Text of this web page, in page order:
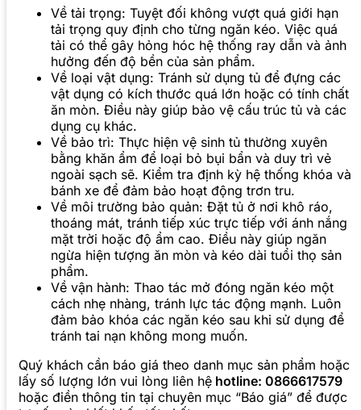
Về tải trọng: Tuyệt đối không vượt quá giới hạn
tải trọng quy định cho từng ngăn kéo. Việc quá
tải có thể gây hỏng hóc hệ thống ray dẫn và ảnh
hưởng đến độ bền của sản phẩm.
Về loại vật dụng: Tránh sử dụng tủ để đựng các
vật dụng có kích thước quá lớn hoặc có tính chất
ăn mòn. Điều này giúp bảo vệ cấu trúc tủ và các
dụng cụ khác.
Về bảo trì: Thực hiện vệ sinh tủ thường xuyên
bằng khăn ẩm để loại bỏ bụi bẩn và duy trì vẻ
ngoài sạch sẽ. Kiểm tra định kỳ hệ thống khóa và
bánh xe để đảm bảo hoạt động trơn tru.
Về môi trường bảo quản: Đặt tủ ở nơi khô ráo,
thoáng mát, tránh tiếp xúc trực tiếp với ánh nắng
mặt trời hoặc độ ẩm cao. Điều này giúp ngăn
ngừa hiện tượng ăn mòn và kéo dài tuổi thọ sản
phẩm.
Về vận hành: Thao tác mở đóng ngăn kéo một
cách nhẹ nhàng, tránh lực tác động mạnh. Luôn
đảm bảo khóa các ngăn kéo sau khi sử dụng để
tránh tai nạn không mong muốn.
Quý khách cần báo giá theo danh mục sản phẩm hoặc
lấy số lượng lớn vui lòng liên hệ hotline: 0866617579
hoặc điền thông tin tại chuyên mục “Báo giá” để được